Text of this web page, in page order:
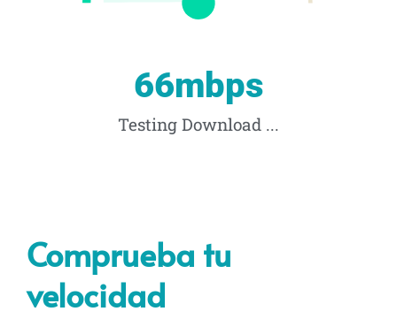
Comprueba tu
velocidad
Testing Download ...
88mbps